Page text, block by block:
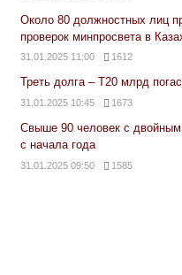
Около 80 должностных лиц
проверок минпросвета в
31.01.2025 11:00 1612
Треть долга – Т20 млрд
31.01.2025 10:45 1673
Свыше 90 человек с двойным
с начала года
31.01.2025 09:50 1585